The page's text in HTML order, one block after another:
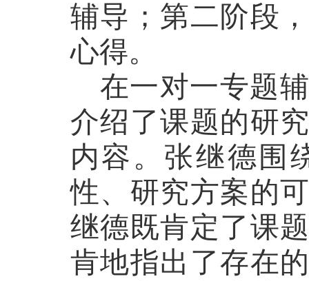
辅导；第二阶段
心得。
在一对一专题
介绍了课题的研
内容。张继德围
性、研究方案的
继德既肯定了课
肯地指出了存在